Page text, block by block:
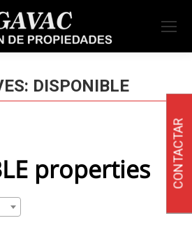
DISPONIBLE
properties CONTACTAR